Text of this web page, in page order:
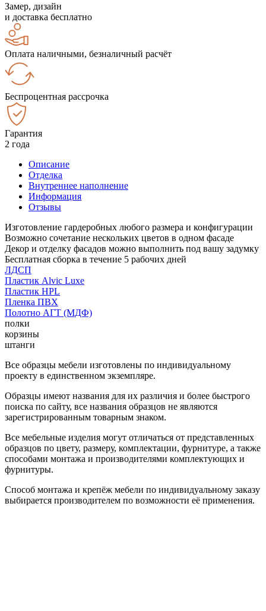
Замер, дизайн
и доставка бесплатно
Оплата наличными, безналичный расчёт
Беспроцентная рассрочка
Гарантия
2 года
Описание
Отделка
Внутреннее наполнение
Информация
Отзывы
Изготовление гардеробных любого размера и конфигурации
Возможно сочетание нескольких цветов в одном фасаде
Декор и отделку фасадов можно выполнить под вашу задумку
Бесплатная сборка в течение 5 рабочих дней
ЛДСП
Пластик Alvic Luxe
Пластик HPL
Пленка ПВХ
Полотно АГТ (МДФ)
полки
корзины
штанги
Все образцы мебели изготовлены по индивидуальному
проекту в единственном экземпляре.
Образцы имеют названия для их различия и более быстрого
поиска по сайту, все названия образцов не являются
зарегистрированным товарным знаком.
Все мебельные изделия могут отличаться от представленных
образцов по цвету, размеру, комплектации, фурнитуре, а также
способами монтажа и производителями комплектующих и
фурнитуры.
Способ монтажа и крепёж мебели по индивидуальному заказу
выбирается производителем по возможности её применения.